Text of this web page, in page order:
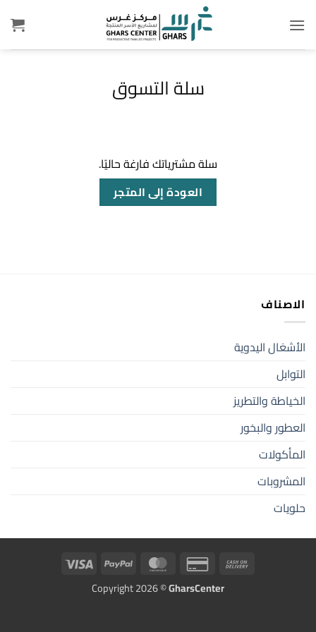
للمحتوى
سلة التسوق
سلة مشترياتك فارغة حاليًا.
العودة إلى المتجر
الاصناف
الأشغال اليدوية
التوابل
الخياطة والتطريز
العطور والبخور
المأكولات
المشروبات
حلويات
Cash
Delivery
Credit
2
MasterCard
PayPal
Visa
Copyright 2026 ©GharsCenter